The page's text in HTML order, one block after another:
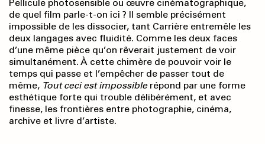
Pellicule photosensible ou œuvre cinématographique,
de quel film parle-t-on ici ? Il semble précisément
impossible de les dissocier, tant Carrière entremêle les
deux langages avec fluidité. Comme les deux faces
d’une même pièce qu’on rêverait justement de voir
simultanément. À cette chimère de pouvoir voir le
temps qui passe et l’empêcher de passer tout de
même, Tout ceci est impossiblerépond par une forme
esthétique forte qui trouble délibérément, et avec
finesse, les frontières entre photographie, cinéma,
archive et livre d’artiste.